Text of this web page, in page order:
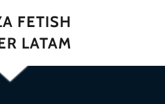
FETISH
LATAM